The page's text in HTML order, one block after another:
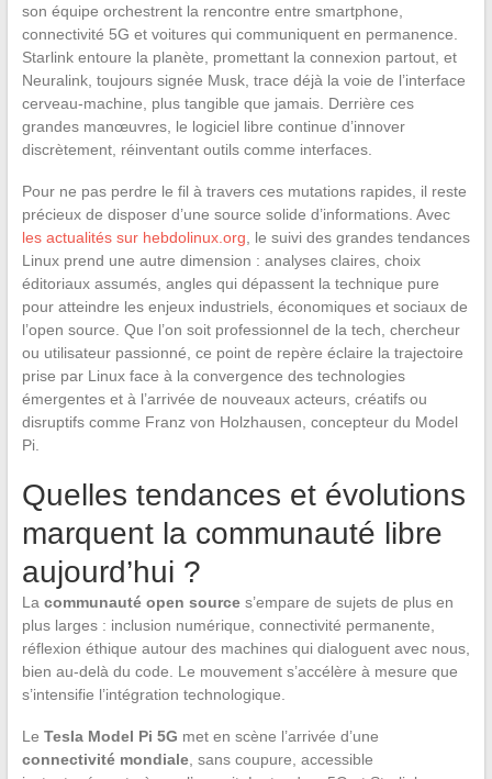
son équipe orchestrent la rencontre entre smartphone,
connectivité 5G et voitures qui communiquent en permanence.
Starlink entoure la planète, promettant la connexion partout, et
Neuralink, toujours signée Musk, trace déjà la voie de l’interface
cerveau-machine, plus tangible que jamais. Derrière ces
grandes manœuvres, le logiciel libre continue d’innover
discrètement, réinventant outils comme interfaces.
Pour ne pas perdre le fil à travers ces mutations rapides, il reste
précieux de disposer d’une source solide d’informations. Avec
les actualités sur hebdolinux.org , le suivi des grandes tendances
Linux prend une autre dimension : analyses claires, choix
éditoriaux assumés, angles qui dépassent la technique pure
pour atteindre les enjeux industriels, économiques et sociaux de
l’open source. Que l’on soit professionnel de la tech, chercheur
ou utilisateur passionné, ce point de repère éclaire la trajectoire
prise par Linux face à la convergence des technologies
émergentes et à l’arrivée de nouveaux acteurs, créatifs ou
disruptifs comme Franz von Holzhausen, concepteur du Model
Pi.
Quelles tendances et évolutions
marquent la communauté libre
aujourd’hui ?
La communauté open sources’empare de sujets de plus en
plus larges : inclusion numérique, connectivité permanente,
réflexion éthique autour des machines qui dialoguent avec nous,
bien au-delà du code. Le mouvement s’accélère à mesure que
s’intensifie l’intégration technologique.
Le Tesla Model Pi 5G met en scène l’arrivée d’une
connectivité mondiale, sans coupure, accessible